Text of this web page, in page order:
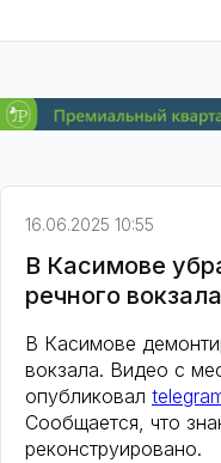
16.06.2025 10:55
В Касимове
речного вокзала
В Касимове
вокзала. Видео с
опубликовал
Сообщается, что
реконструировано.